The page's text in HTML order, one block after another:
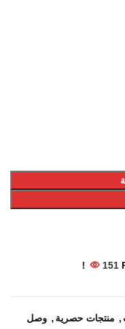
151
, منتجات حصرية , وصل